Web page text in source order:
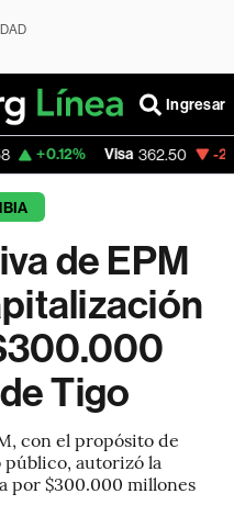
Ingresar
Visa 362.50 -2.15%
de EPM
Tigo
con el propósito de
autorizó la
por $300.000 millones